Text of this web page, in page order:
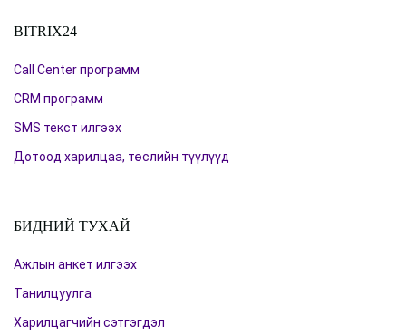
BITRIX24
Call Center программ
CRM программ
SMS текст илгээх
Дотоод харилцаа, төслийн түүлүүд
БИДНИЙ ТУХАЙ
Ажлын анкет илгээх
Танилцуулга
Харилцагчийн сэтгэгдэл